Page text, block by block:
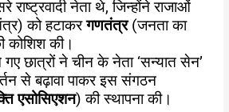
नेता थे, जिन्होंने राजाओं
को हटाकरगणतंत्र(जनता का
कोशिश की।
छात्रों ने चीन के नेता ‘सन्यात सेन’
से बढ़ावा पाकर इस संगठन
एसोसिएशन) की स्थापना की।